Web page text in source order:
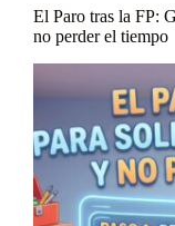
El Paro tras la FP:
no perder el tiempo